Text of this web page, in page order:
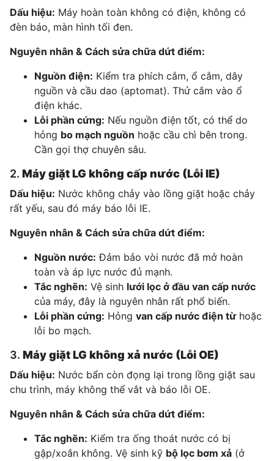
Dấu hiệu: Máy hoàn toàn không có điện, không có
đèn báo, màn hình tối đen.
Nguyên nhân & Cách sửa chữa dứt điểm:
Nguồn điện: Kiểm tra phích cắm, ổ cắm, dây
nguồn và cầu dao (aptomat). Thử cắm vào ổ
điện khác.
Lỗi phần cứng: Nếu nguồn điện tốt, có thể do
hỏng bo mạch nguồn hoặc cầu chì bên trong.
Cần gọi thợ chuyên sâu.
2. Máy giặt LG không cấp nước (Lỗi IE)
Dấu hiệu: Nước không chảy vào lồng giặt hoặc chảy
rất yếu, sau đó máy báo lỗi IE.
Nguyên nhân & Cách sửa chữa dứt điểm:
Nguồn nước: Đảm bảo vòi nước đã mở hoàn
toàn và áp lực nước đủ mạnh.
Tắc nghẽn: Vệ sinh lưới lọc ở đầu van cấp nước
của máy, đây là nguyên nhân rất phổ biến.
Lỗi phần cứng: Hỏng van cấp nước điện từhoặc
lỗi bo mạch.
3. Máy giặt LG không xả nước (Lỗi OE)
Dấu hiệu: Nước bẩn còn đọng lại trong lồng giặt sau
chu trình, máy không thể vắt và báo lỗi OE.
Nguyên nhân & Cách sửa chữa dứt điểm:
Tắc nghẽn: Kiểm tra ống thoát nước có bị
gập/xoắn không. Vệ sinh kỹ bộ lọc bơm xả (ở